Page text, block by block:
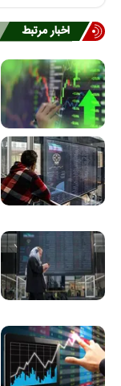
اخبار مرتبط